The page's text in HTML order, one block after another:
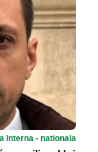
Interna - nationala